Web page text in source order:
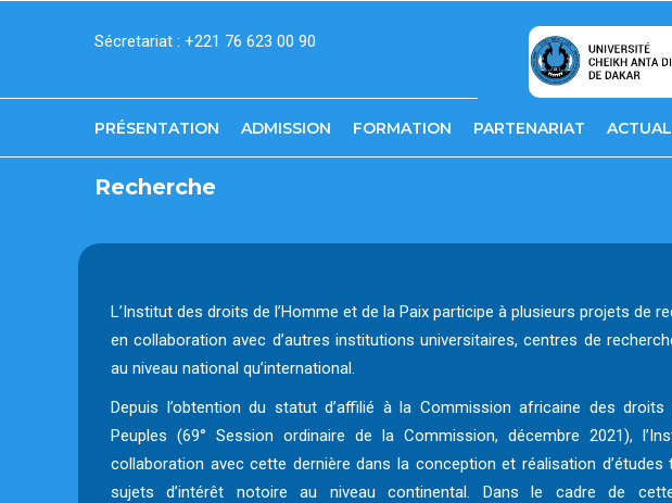
principal
Sécretariat : +221 76 623 00 90
PRÉSENTATION ADMISSION FORMATION PARTENARIAT
Recherche
L’Institut des droits de l’Homme et de la Paix participe à plusieurs projets de
en collaboration avec d’autres institutions universitaires, centres de
au niveau national qu’international.
Depuis l’obtention du statut d’affilié à la Commission africaine des droits
Peuples (69° Session ordinaire de la Commission, décembre 2021),
collaboration avec cette dernière dans la conception et réalisation d’études
sujets d’intérêt notoire au niveau continental. Dans le cadre de